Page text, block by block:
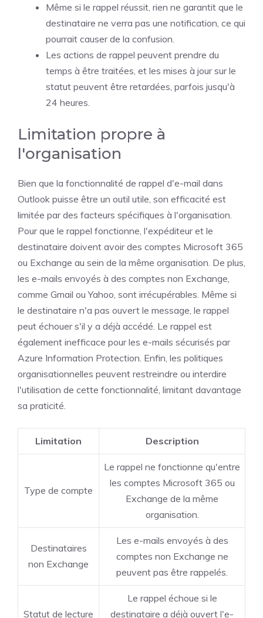
Même si le rappel réussit, rien ne garantit que le
destinataire ne verra pas une notification, ce qui
pourrait causer de la confusion.
Les actions de rappel peuvent prendre du
temps à être traitées, et les mises à jour sur le
statut peuvent être retardées, parfois jusqu'à
24 heures.
Limitation propre à
l'organisation
Bien que la fonctionnalité de rappel d'e-mail dans
Outlook puisse être un outil utile, son efficacité est
limitée par des facteurs spécifiques à l'organisation.
Pour que le rappel fonctionne, l'expéditeur et le
destinataire doivent avoir des comptes Microsoft 365
ou Exchange au sein de la même organisation. De plus,
les e-mails envoyés à des comptes non Exchange,
comme Gmail ou Yahoo, sont irrécupérables. Même si
le destinataire n'a pas ouvert le message, le rappel
peut échouer s'il y a déjà accédé. Le rappel est
également inefficace pour les e-mails sécurisés par
Azure Information Protection. Enfin, les politiques
organisationnelles peuvent restreindre ou interdire
l'utilisation de cette fonctionnalité, limitant davantage
sa praticité.
Limitation Description
Type de compte
Le rappel ne fonctionne qu'entre
les comptes Microsoft 365 ou
Exchange de la même
organisation.
Destinataires
non Exchange
Les e-mails envoyés à des
comptes non Exchange ne
peuvent pas être rappelés.
Statut de lecture
Le rappel échoue si le
destinataire a déjà ouvert l'e-